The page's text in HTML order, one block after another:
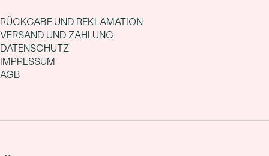
RÜCKGABE UND REKLAMATION
VERSAND UND ZAHLUNG
DATENSCHUTZ
IMPRESSUM
AGB